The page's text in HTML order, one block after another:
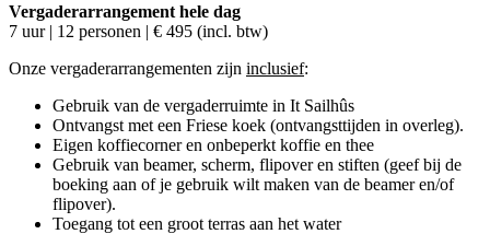
Vergaderarrangement hele dag
7 uur | 12 personen | € 495 (incl. btw)
Onze vergaderarrangementen zijn inclusief:
Gebruik van de vergaderruimte in It Sailhûs
Ontvangst met een Friese koek (ontvangsttijden in overleg).
Eigen koffiecorner en onbeperkt koffie en thee
Gebruik van beamer, scherm, flipover en stiften (geef bij de
boeking aan of je gebruik wilt maken van de beamer en/of
flipover).
Toegang tot een groot terras aan het water